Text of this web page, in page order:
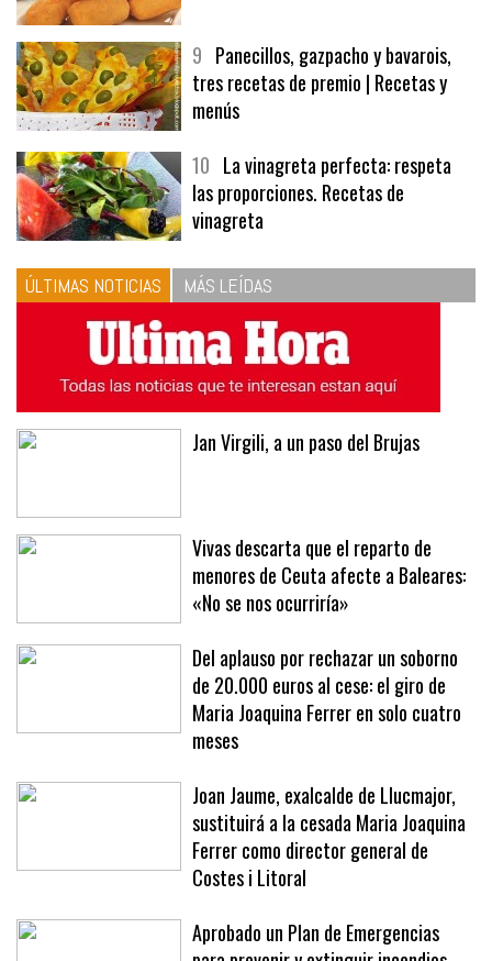
9Panecillos, gazpacho y bavarois,
tres recetas de premio | Recetas y
menús
10La vinagreta perfecta: respeta
las proporciones. Recetas de
vinagreta
ÚLTIMAS NOTICIAS MÁS LEÍDAS
Vivas descarta que el reparto de
menores de Ceuta afecte a Baleares:
«No se nos ocurriría»
Del aplauso por rechazar un soborno
de 20.000 euros al cese: el giro de
Maria Joaquina Ferrer en solo cuatro
meses
Joan Jaume, exalcalde de Llucmajor,
sustituirá a la cesada Maria Joaquina
Ferrer como director general de
Costes i Litoral